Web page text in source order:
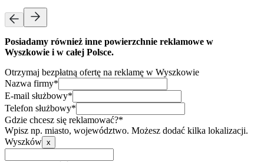
Posiadamy również inne powierzchnie reklamowe w
Wyszkowie i w całej Polsce.
Otrzymaj bezpłatną ofertę na reklamę w Wyszkowie
Nazwa firmy*
E-mail służbowy*
Telefon służbowy*
Gdzie chcesz się reklamować?*
Wpisz np. miasto, województwo. Możesz dodać kilka lokalizacji.
Wyszków x